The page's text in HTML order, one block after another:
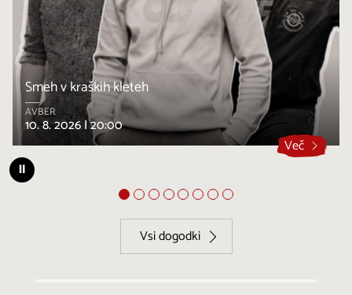
Smeh v kraških kleteh
AVBER
10. 8. 2026 |20:00
Več
⏸
Vsi dogodki